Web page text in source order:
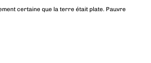
certaine que la terre était plate. Pauvre